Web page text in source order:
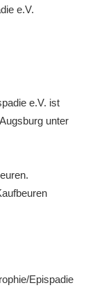
e.V.
e.V. ist
unter
.
Epispadie